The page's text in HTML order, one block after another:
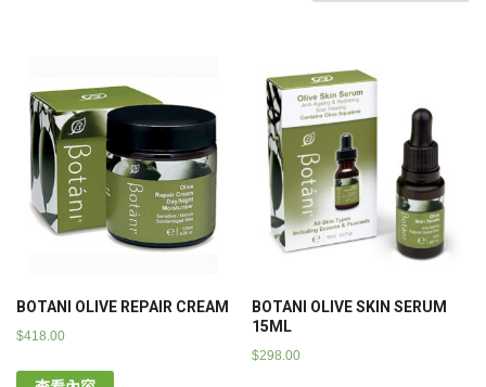
BOTANI OLIVE REPAIR CREAM
$418.00
BOTANI OLIVE SKIN SERUM
15ML
$298.00